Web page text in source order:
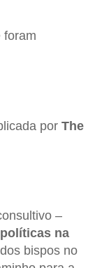
foram
por The
–
na
bispos no